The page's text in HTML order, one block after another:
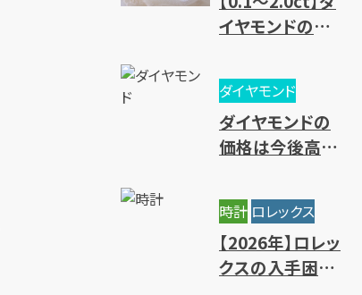
イヤモンドの買
値基準と売却時
のポイントとは？
ダイヤモンド
ダイヤモンドの
価格は今後高騰
値上がりの背景
時計 ロレックス
【2026年】ロレッ
クスの入手困難